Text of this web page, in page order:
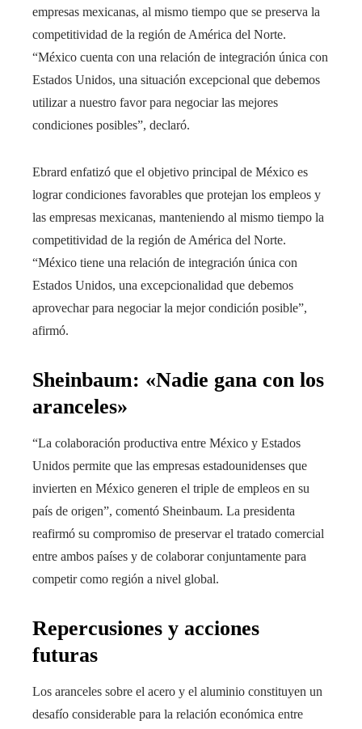
empresas mexicanas, al mismo tiempo que se preserva la
competitividad de la región de América del Norte.
“México cuenta con una relación de integración única con
Estados Unidos, una situación excepcional que debemos
utilizar a nuestro favor para negociar las mejores
condiciones posibles”, declaró.
Ebrard enfatizó que el objetivo principal de México es
lograr condiciones favorables que protejan los empleos y
las empresas mexicanas, manteniendo al mismo tiempo la
competitividad de la región de América del Norte.
“México tiene una relación de integración única con
Estados Unidos, una excepcionalidad que debemos
aprovechar para negociar la mejor condición posible”,
afirmó.
Sheinbaum: «Nadie gana con los
aranceles»
“La colaboración productiva entre México y Estados
Unidos permite que las empresas estadounidenses que
invierten en México generen el triple de empleos en su
país de origen”, comentó Sheinbaum. La presidenta
reafirmó su compromiso de preservar el tratado comercial
entre ambos países y de colaborar conjuntamente para
competir como región a nivel global.
Repercusiones y acciones
futuras
Los aranceles sobre el acero y el aluminio constituyen un
desafío considerable para la relación económica entre